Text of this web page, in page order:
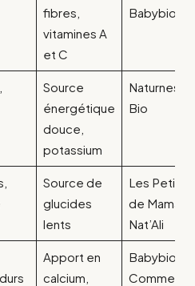
fibres,
vitamines A
et C
Babybio
Source
énergétique
douce,
potassium
Naturnes,
Bio
Source de
glucides
lents
Les
de Maman,
Nat’Ali
Apport en
calcium,
Babybio,
Comme